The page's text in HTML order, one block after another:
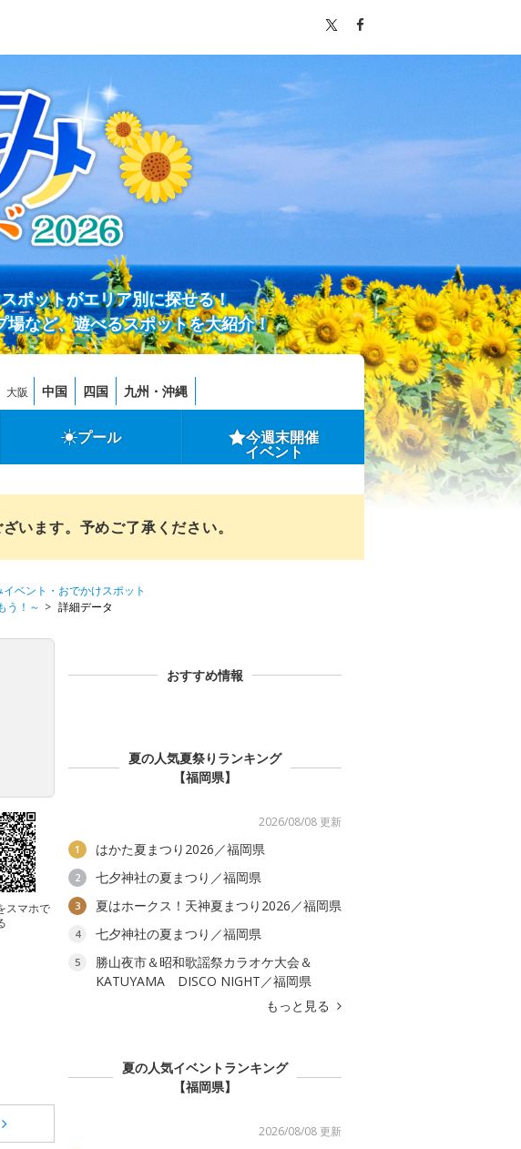
ポットがエリア別に探せる！
など、遊べるスポットを大紹介！
大阪 中国 四国 九州・沖縄
プール 今週末開催
イベント
います。予めご了承ください。
ベント・おでかけスポット
う！～ 詳細データ
スマホで
おすすめ情報
夏の人気夏祭りランキング
【福岡県】
2026/08/08 更新
1 はかた夏まつり2026／福岡県
2 七夕神社の夏まつり／福岡県
3 夏はホークス！天神夏まつり2026／福岡県
4 七夕神社の夏まつり／福岡県
5
勝山夜市＆昭和歌謡祭カラオケ大会＆
KATUYAMA DISCO NIGHT／福岡県
もっと見る
夏の人気イベントランキング
【福岡県】
2026/08/08 更新